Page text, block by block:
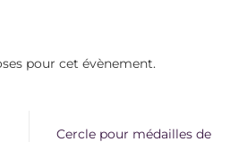
pour cet évènement.
Cercle pour médailles de